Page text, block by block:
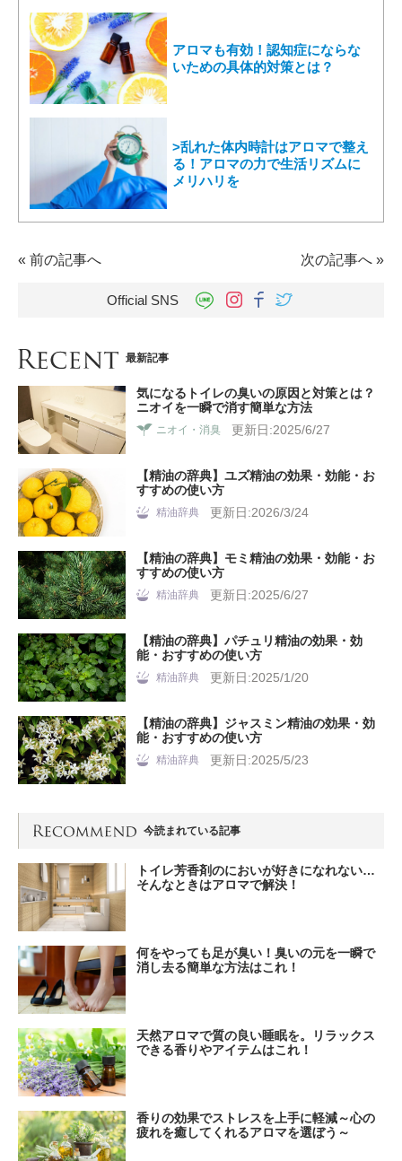
アロマも有効！認知症にならな
いための具体的対策とは？
>乱れた体内時計はアロマで整え
る！アロマの力で生活リズムに
メリハリを
« 前の記事へ 次の記事へ »
Official SNS
最新記事
気になるトイレの臭いの原因と対策とは？
ニオイを一瞬で消す簡単な方法
ニオイ・消臭 更新日:2025/6/27
【精油の辞典】ユズ精油の効果・効能・お
すすめの使い方
精油辞典 更新日:2026/3/24
【精油の辞典】モミ精油の効果・効能・お
すすめの使い方
精油辞典 更新日:2025/6/27
【精油の辞典】パチュリ精油の効果・効
能・おすすめの使い方
精油辞典 更新日:2025/1/20
【精油の辞典】ジャスミン精油の効果・効
能・おすすめの使い方
精油辞典 更新日:2025/5/23
今読まれている記事
トイレ芳香剤のにおいが好きになれない…
そんなときはアロマで解決！
何をやっても足が臭い！臭いの元を一瞬で
消し去る簡単な方法はこれ！
天然アロマで質の良い睡眠を。リラックス
できる香りやアイテムはこれ！
香りの効果でストレスを上手に軽減～心の
疲れを癒してくれるアロマを選ぼう～